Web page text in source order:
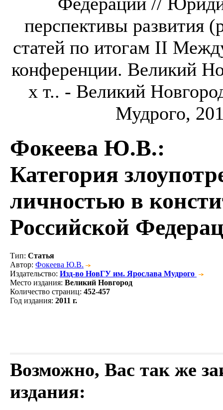
перспективы развития
статей по итогам II
конференции. Великий
х т.. - Великий
Мудрого,
Фокеева Ю.В.:
Категория
личностью в
Российской
Тип: Статья
Автор: Фокеева Ю.В.
Издательство: Изд-во НовГУ им. Ярослава Мудрого
Место издания: Великий Новгород
Количество страниц: 452-457
Год издания: 2011 г.
Возможно, Вас так же
издания: